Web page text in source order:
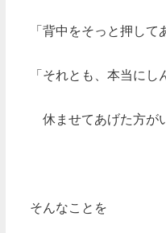
「背中をそっと押して
「それとも、本当にし
休ませてあげた方が
そんなことを